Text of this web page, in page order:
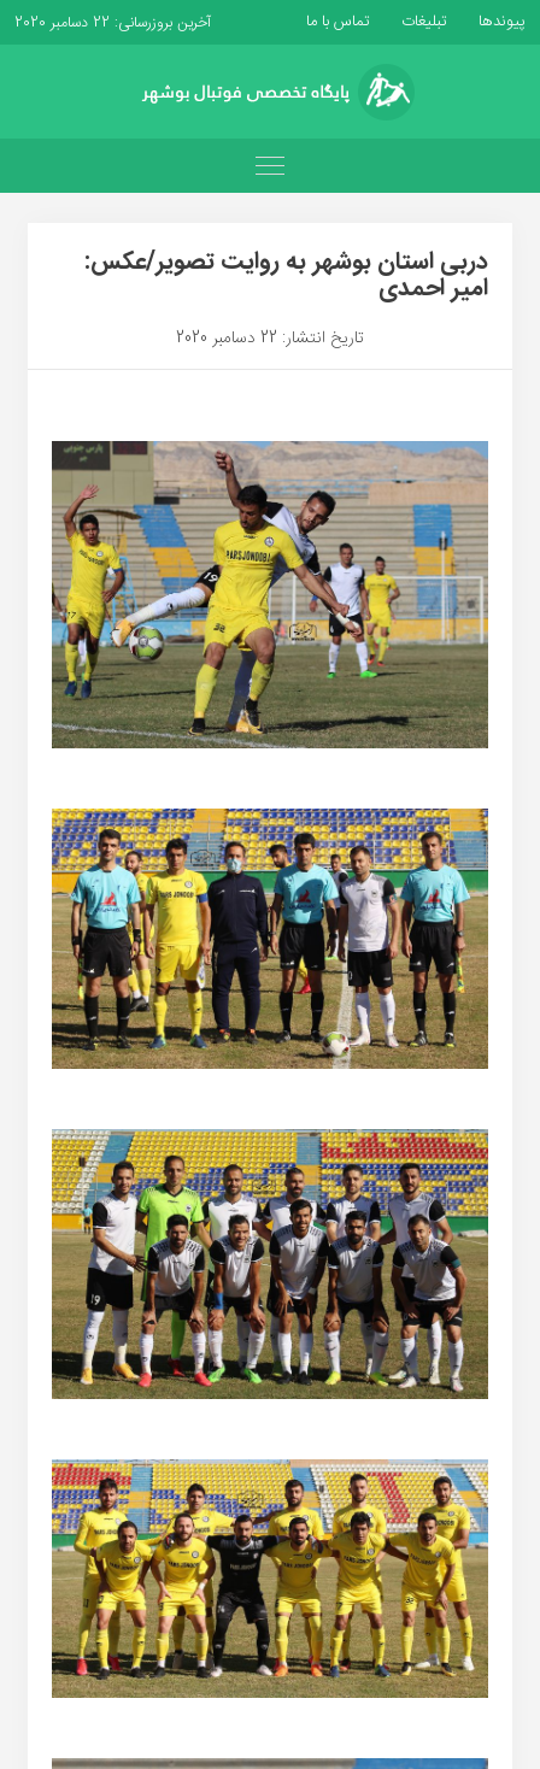
پیوندها تبلیغات تماس با ما آخرین بروزرسانی: 22 دسامبر 2020
دربی استان بوشهر به روایت تصویر/عکس:
امیر احمدی
تاریخ انتشار: 22 دسامبر 2020